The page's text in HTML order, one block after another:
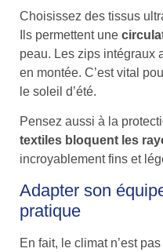
Choisissez des tissus
Ils permettent une
peau. Les zips intégraux
en montée. C’est vital
le soleil d’été.
Pensez aussi à la
textiles bloquent les
incroyablement fins et
Adapter son
pratique
En fait, le climat n’est